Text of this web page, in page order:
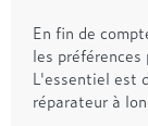
En fin de
les
L'essentiel est
réparateur à